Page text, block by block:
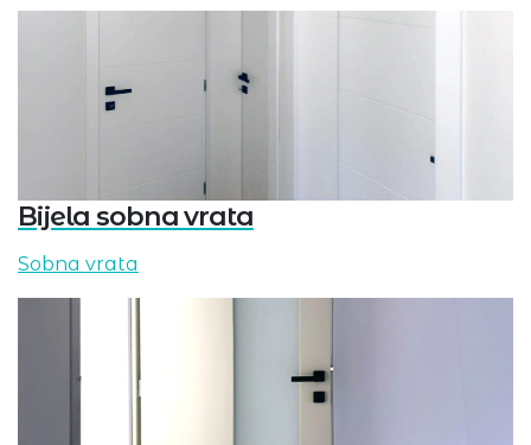
Bijela sobna vrata
Sobna vrata